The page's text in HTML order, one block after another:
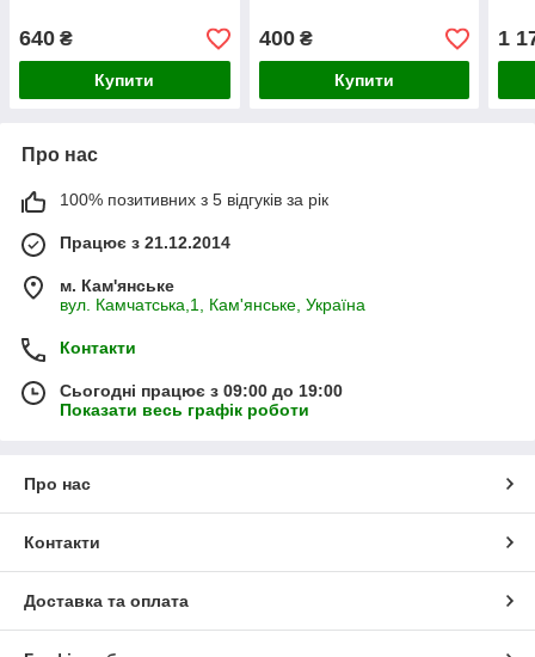
640 ₴
Купити
400₴
Купити
1
Про нас
100% позитивних з 5 відгуків за рік
Працює з 21.12.2014
м. Кам'янське
вул. Камчатська,1, Кам'янське, Україна
Контакти
Сьогодні працює з 09:00 до 19:00
Показати весь графік роботи
Про нас
Контакти
Доставка та оплата